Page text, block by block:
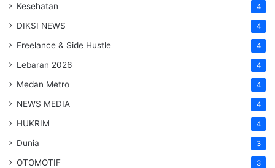
Kesehatan 4
DIKSI NEWS 4
Freelance & Side Hustle 4
Lebaran 2026 4
Medan Metro 4
NEWS MEDIA 4
HUKRIM 4
Dunia 3
OTOMOTIF 3